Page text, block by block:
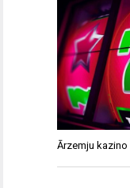
Ārzemju